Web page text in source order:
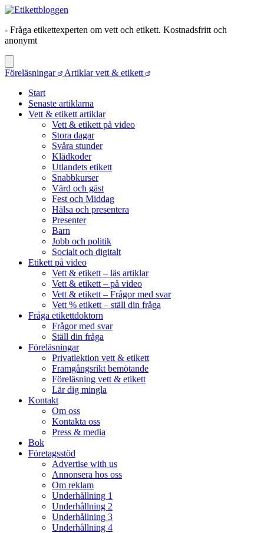
- Fråga etikettexperten om vett och etikett. Kostnadsfritt och
anonymt
Föreläsningar
Artiklar vett & etikett
Start
Senaste artiklarna
Vett & etikett artiklar
Vett & etikett på video
Stora dagar
Svåra stunder
Klädkoder
Utlandets etikett
Snabbkurser
Värd och gäst
Fest och Middag
Hälsa och presentera
Presenter
Barn
Jobb och politik
Socialt och digitalt
Etikett på video
Vett & etikett – läs artiklar
Vett & etikett – på video
Vett & etikett – Frågor med svar
Vett % etikett – ställ din fråga
Fråga etikettdoktorn
Frågor med svar
Ställ din fråga
Föreläsningar
Privatlektion vett & etikett
Framgångsrikt bemötande
Föreläsning vett & etikett
Lär dig mingla
Kontakt
Om oss
Kontakta oss
Press & media
Bok
Företagsstöd
Advertise with us
Annonsera hos oss
Om reklam
Underhållning 1
Underhållning 2
Underhållning 3
Underhållning 4